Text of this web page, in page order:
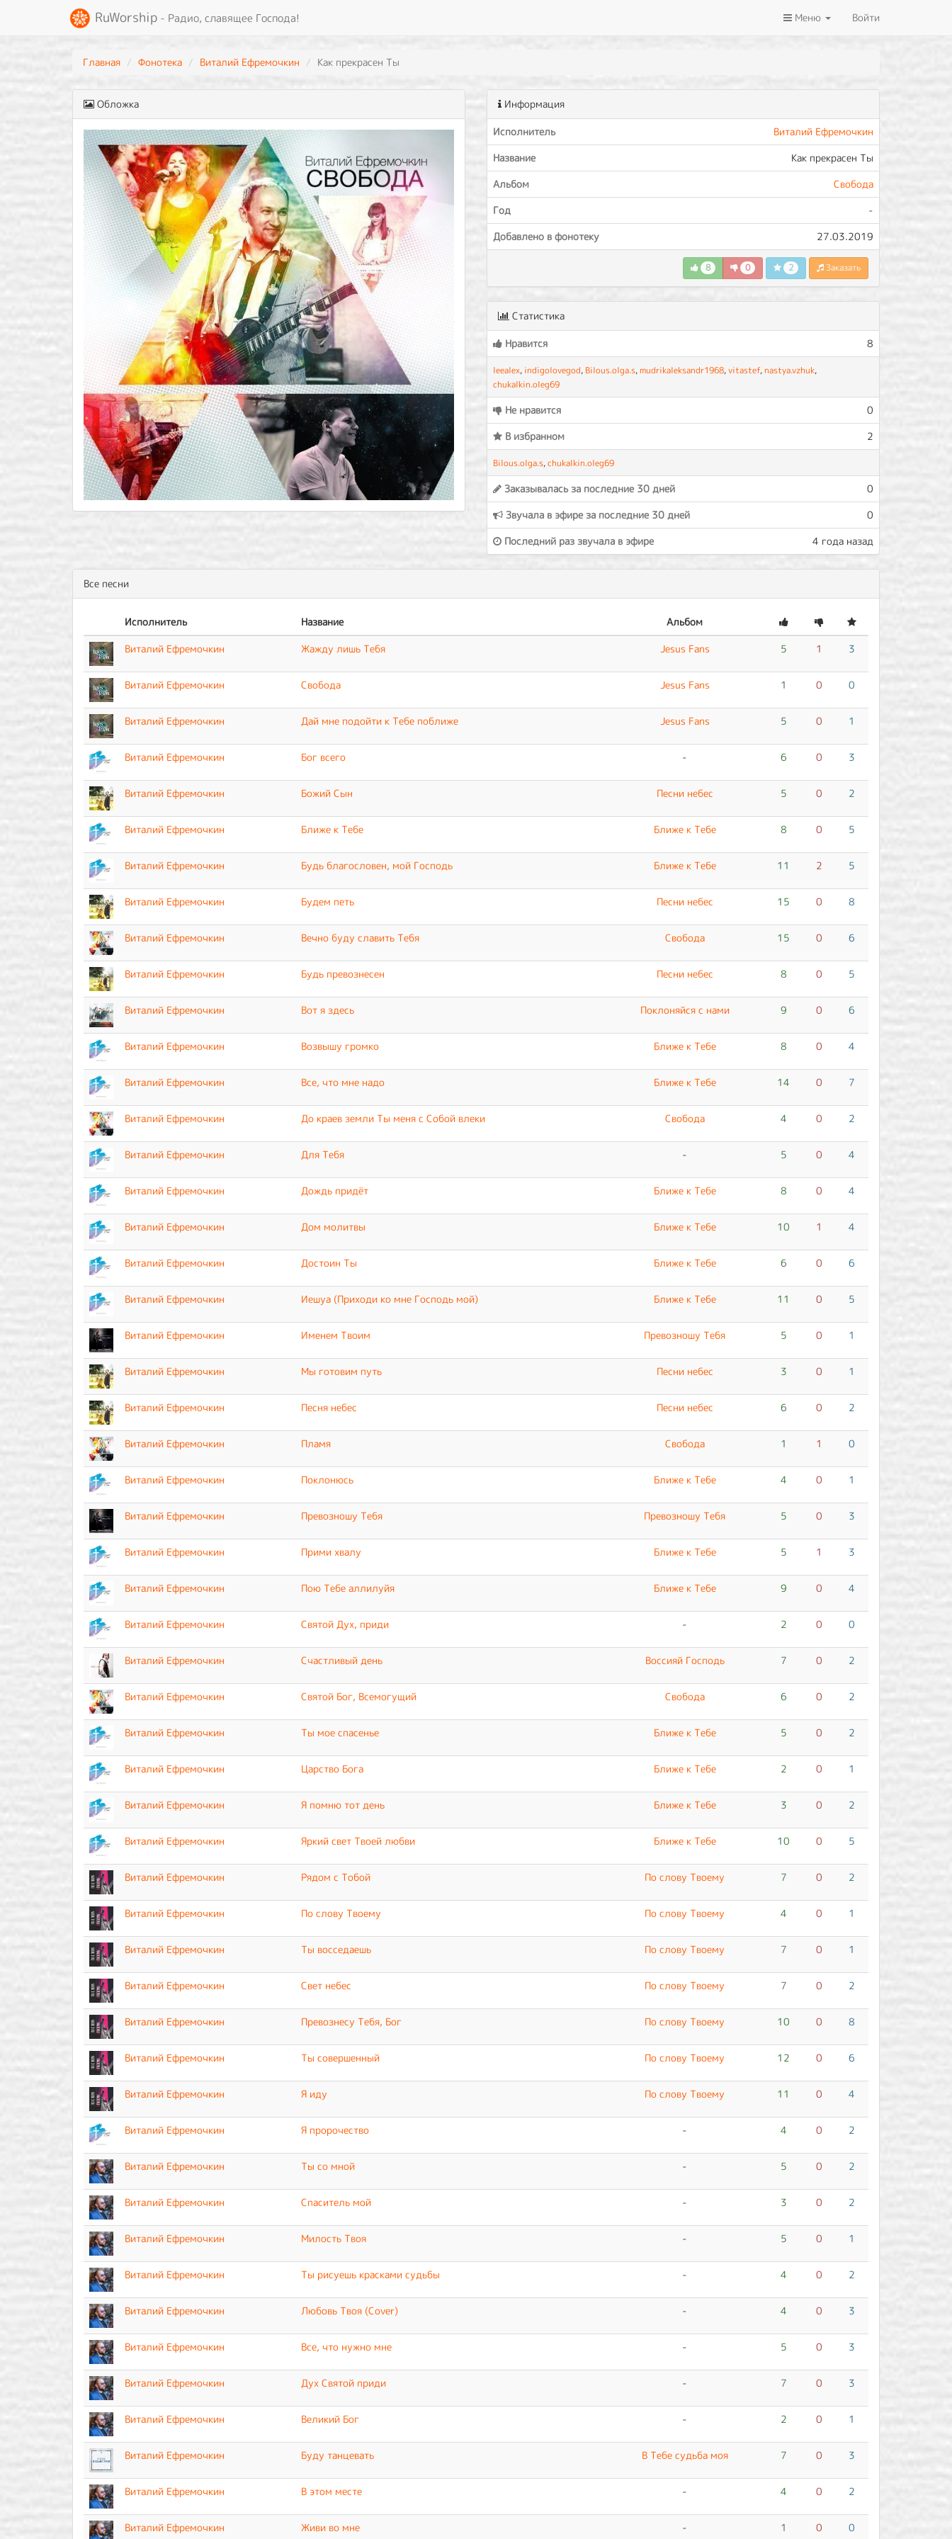
RuWorship - Радио, славящее Господа! Меню Войти
Главная Фонотека Виталий Ефремочкин Как прекрасен Ты
Обложка Информация
Исполнитель
Виталий Ефремочкин
Название
Как прекрасен Ты
Альбом
Свобода
Год
-
Добавлено в фонотеку
27.03.2019
8 0 2 Заказать
Статистика
Нравится 8
leealex, indigolovegod, Bilous.olga.s, mudrikaleksandr1968,vitastef, nastya.vzhuk,
chukalkin.oleg69
Не нравится
0
В избранном
2
Bilous.olga.s,chukalkin.oleg69
Заказывалась за последние 30 дней
0
Звучала в эфире за последние 30 дней
0
Последний раз звучала в эфире
4 года назад
Все песни
Исполнитель Название
Альбом
Виталий Ефремочкин
Жажду лишь Тебя Jesus Fans 5 1 3
Виталий Ефремочкин Свобода Jesus Fans 1 0 0
Виталий Ефремочкин Дай мне подойти к Тебе поближе Jesus Fans 5 0 1
Виталий Ефремочкин Бог всего - 6 0 3
Виталий Ефремочкин Божий Сын Песни небес 5 0 2
Виталий Ефремочкин Ближе к Тебе Ближе к Тебе 8 0 5
Виталий Ефремочкин Будь благословен, мой Господь Ближе к Тебе 11 2 5
Виталий Ефремочкин Будем петь Песни небес 15 0 8
Виталий Ефремочкин Вечно буду славить Тебя Свобода 15 0 6
Виталий Ефремочкин Будь превознесен Песни небес 8 0 5
Виталий Ефремочкин Вот я здесь Поклоняйся с нами 9 0 6
Виталий Ефремочкин Возвышу громко Ближе к Тебе 8 0 4
Виталий Ефремочкин Все, что мне надо Ближе к Тебе 14 0 7
Виталий Ефремочкин До краев земли Ты меня с Собой влеки Свобода 4 0 2
Виталий Ефремочкин Для Тебя - 5 0 4
Виталий Ефремочкин Дождь придёт Ближе к Тебе 8 0 4
Виталий Ефремочкин Дом молитвы Ближе к Тебе 10 1 4
Виталий Ефремочкин Достоин Ты Ближе к Тебе 6 0 6
Виталий Ефремочкин Иешуа (Приходи ко мне Господь мой) Ближе к Тебе 11 0 5
Виталий Ефремочкин Именем Твоим Превозношу Тебя 5 0 1
Виталий Ефремочкин Мы готовим путь Песни небес 3 0 1
Виталий Ефремочкин Песня небес Песни небес 6 0 2
Виталий Ефремочкин Пламя Свобода 1 1 0
Виталий Ефремочкин Поклонюсь Ближе к Тебе 4 0 1
Виталий Ефремочкин Превозношу Тебя Превозношу Тебя 5 0 3
Виталий Ефремочкин Прими хвалу Ближе к Тебе 5 1 3
Виталий Ефремочкин Пою Тебе аллилуйя Ближе к Тебе 9 0 4
Виталий Ефремочкин Святой Дух, приди - 2 0 0
Виталий Ефремочкин Счастливый день Воссияй Господь 7 0 2
Виталий Ефремочкин Святой Бог, Всемогущий Свобода 6 0 2
Виталий Ефремочкин Ты мое спасенье Ближе к Тебе 5 0 2
Виталий Ефремочкин Царство Бога Ближе к Тебе 2 0 1
Виталий Ефремочкин Я помню тот день Ближе к Тебе 3 0 2
Виталий Ефремочкин Яркий свет Твоей любви Ближе к Тебе 10 0 5
Виталий Ефремочкин Рядом с Тобой По слову Твоему 7 0 2
Виталий Ефремочкин По слову Твоему По слову Твоему 4 0 1
Виталий Ефремочкин Ты восседаешь По слову Твоему 7 0 1
Виталий Ефремочкин Свет небес По слову Твоему 7 0 2
Виталий Ефремочкин Превознесу Тебя, Бог По слову Твоему 10 0 8
Виталий Ефремочкин Ты совершенный По слову Твоему 12 0 6
Виталий Ефремочкин Я иду По слову Твоему 11 0 4
Виталий Ефремочкин Я пророчество - 4 0 2
Виталий Ефремочкин Ты со мной - 5 0 2
Виталий Ефремочкин Спаситель мой - 3 0 2
Виталий Ефремочкин Милость Твоя - 5 0 1
Виталий Ефремочкин Ты рисуешь красками судьбы - 4 0 2
Виталий Ефремочкин Любовь Твоя (Cover) - 4 0 3
Виталий Ефремочкин Все, что нужно мне - 5 0 3
Виталий Ефремочкин Дух Святой приди - 7 0 3
Виталий Ефремочкин Великий Бог - 2 0 1
Виталий Ефремочкин Буду танцевать В Тебе судьба моя 7 0 3
Виталий Ефремочкин В этом месте - 4 0 2
Виталий Ефремочкин Живи во мне - 1 0 0